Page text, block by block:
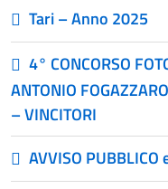
Tari – Anno 2025
4° CONCORSO
ANTONIO
– VINCITORI
AVVISO